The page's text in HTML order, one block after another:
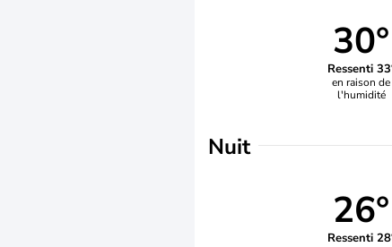
30°
Ressenti
en raison de
l'humidité
Nuit
26°
Ressenti